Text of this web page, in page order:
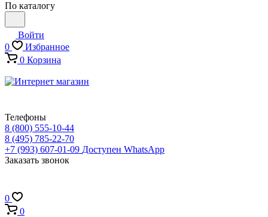
По каталогу
Войти
0
Избранное
0 Корзина
Телефоны
8 (800) 555-10-44
8 (495) 785-22-70
+7 (993) 607-01-09 Доступен WhatsApp
Заказать звонок
0
0